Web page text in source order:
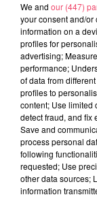
13/12 - Loire
We and our (447)
your consent and/or
information on a
profiles for
advertising;
performance;
of data from
profiles to
content; Use limited
detect fraud, and fix
Save and
process personal
following
requested; Use
other data sources;
information